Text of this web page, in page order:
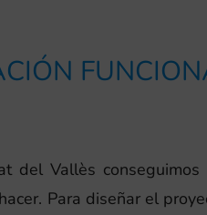
del Vallès
Para diseñar el